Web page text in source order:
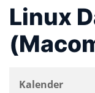
Linux
Kalender